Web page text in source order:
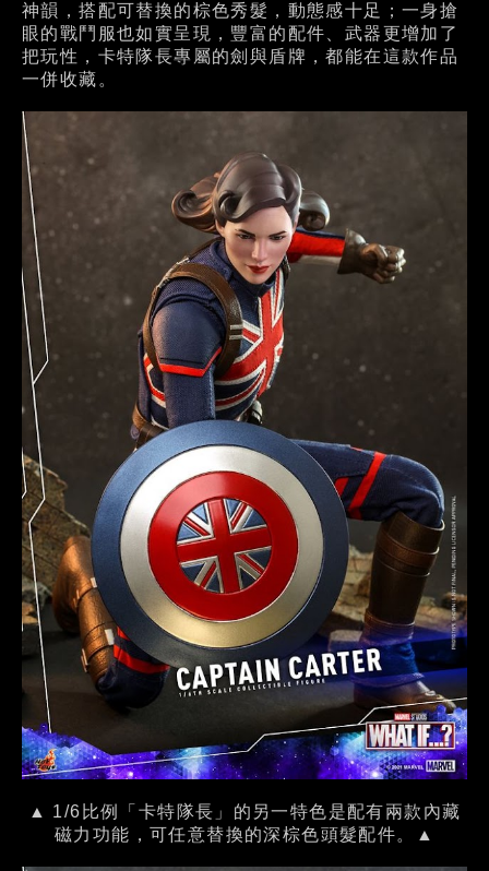
神韻，搭配可替換的棕色秀髮，動態感十足；一身搶
眼的戰鬥服也如實呈現，豐富的配件、武器更增加了
把玩性，卡特隊長專屬的劍與盾牌，都能在這款作品
一併收藏。
▲ 1/6比例「卡特隊長」的另一特色是配有兩款內藏
磁力功能，可任意替換的深棕色頭髮配件。▲